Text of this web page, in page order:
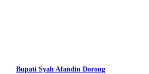
Bupati Syah Afandin Dorong